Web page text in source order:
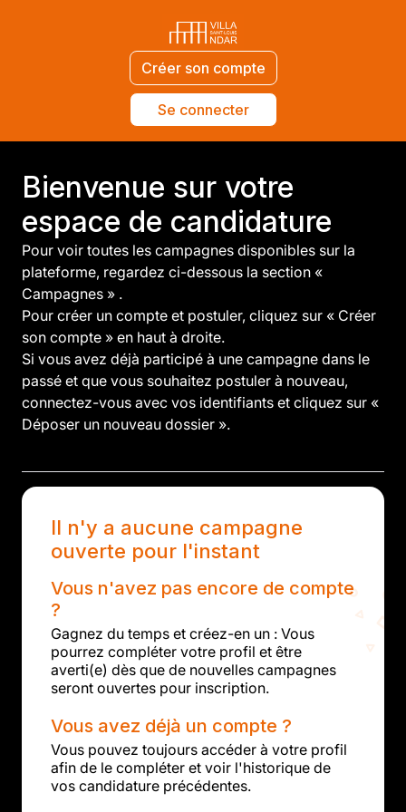
Créer son compte
Se connecter
Bienvenue sur votre
espace de candidature
Pour voir toutes les campagnes disponibles sur la
plateforme, regardez ci-dessous la section «
Campagnes » .
Pour créer un compte et postuler, cliquez sur « Créer
son compte » en haut à droite.
Si vous avez déjà participé à une campagne dans le
passé et que vous souhaitez postuler à nouveau,
connectez-vous avec vos identifiants et cliquez sur «
Déposer un nouveau dossier ».
Il n'y a aucune campagne
ouverte pour l'instant
Vous n'avez pas encore de compte
?
Gagnez du temps et créez-en un : Vous
pourrez compléter votre profil et être
averti(e) dès que de nouvelles campagnes
seront ouvertes pour inscription.
Vous avez déjà un compte ?
Vous pouvez toujours accéder à votre profil
afin de le compléter et voir l'historique de
vos candidature précédentes.